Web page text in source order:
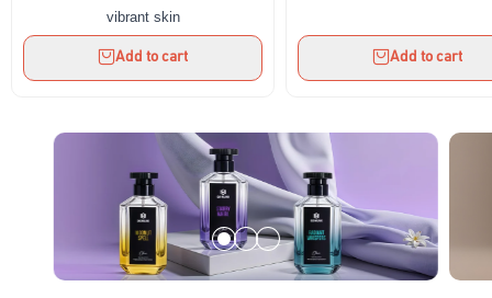
vibrant skin
Add to cart Add to cart